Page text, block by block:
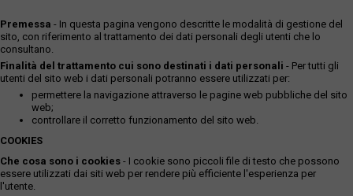
Premessa - In questa pagina vengono descritte le modalità di gestione del
sito, con riferimento al trattamento dei dati personali degli utenti che lo
consultano.
Finalità del trattamento cui sono destinati i dati personali - Per tutti gli
utenti del sito web i dati personali potranno essere utilizzati per:
permettere la navigazione attraverso le pagine web pubbliche del sito
web;
controllare il corretto funzionamento del sito web.
COOKIES
Che cosa sono i cookies - I cookie sono piccoli file di testo che possono
essere utilizzati dai siti web per rendere più efficiente l'esperienza per
l'utente.